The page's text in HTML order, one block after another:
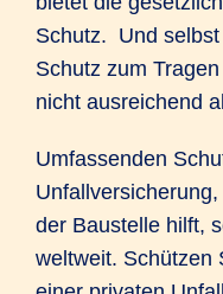
Schutz. Und
Schutz zum
nicht ausreichend
Umfassenden
der Baustelle hilft,
weltweit. Schützen